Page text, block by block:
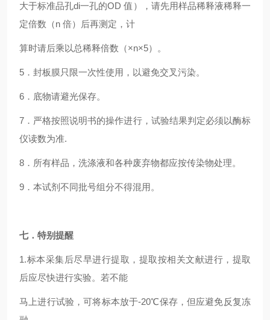
大于标准品孔di一孔的OD 值），请先用样品稀释液稀释一
定倍数（n 倍）后再测定，计
算时请后乘以总稀释倍数（×n×5）。
5．封板膜只限一次性使用，以避免交叉污染。
6．底物请避光保存。
7．严格按照说明书的操作进行，试验结果判定必须以酶标
仪读数为准.
8．所有样品，洗涤液和各种废弃物都应按传染物处理。
9．本试剂不同批号组分不得混用。
七．特别提醒
1.标本采集后尽早进行提取，提取按相关文献进行，提取
后应尽快进行实验。若不能
马上进行试验，可将标本放于-20℃保存，但应避免反复冻